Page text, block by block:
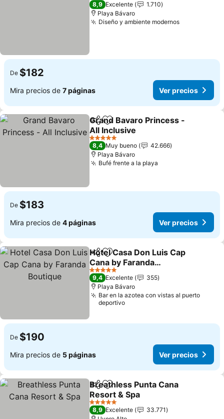
8,9 Excelente
1.710
Playa Bávaro
Diseño y ambiente modernos
De $182
Mira precios de 7 páginas Ver precios
CompartirAgregar a favoritos
Grand Bavaro Princess -
All Inclusive
5 Estrellas
8,4 Muy bueno
42.666
Playa Bávaro
Bufé frente a la playa
De $183
Mira precios de 4 páginas Ver precios
CompartirAgregar a favoritos
Hotel Casa Don Luis Cap
Cana by Faranda
Boutique
5 Estrellas
9,4 Excelente
355
Playa Bávaro
Bar en la azotea con vistas al puerto
deportivo
De $190
Mira precios de 5 páginas Ver precios
CompartirAgregar a favoritos
Breathless Punta Cana
Resort & Spa
5 Estrellas
8,9 Excelente
33.771